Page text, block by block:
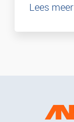
Lees meer